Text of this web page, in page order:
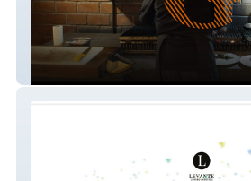
Ristorante Gibigiana